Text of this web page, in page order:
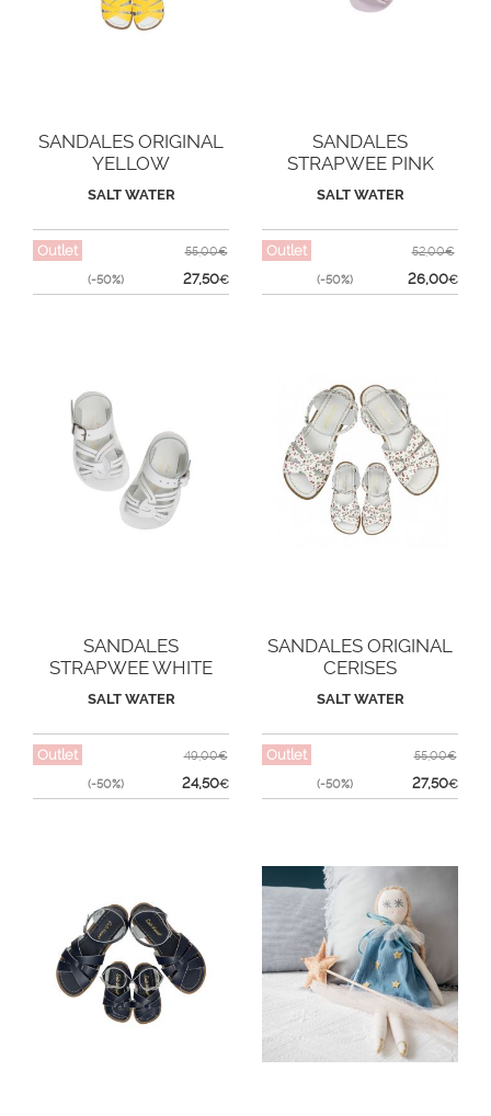
SANDALES ORIGINAL
YELLOW
SALT WATER
Outlet
(-50%)
55,00€
27,50€
SANDALES
STRAPWEE PINK
SALT WATER
Outlet
(-50%)
52,00€
26,00€
SANDALES
STRAPWEE WHITE
SALT WATER
Outlet
(-50%)
49,00€
24,50€
SANDALES ORIGINAL
CERISES
SALT WATER
Outlet
(-50%)
55,00€
27,50€